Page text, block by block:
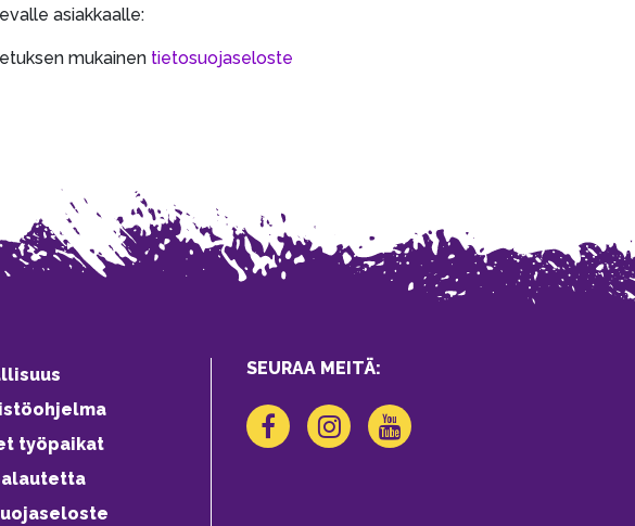
asiakkaalle:
mukainen tietosuojaseloste
työpaikat
SEURAA MEITÄ: